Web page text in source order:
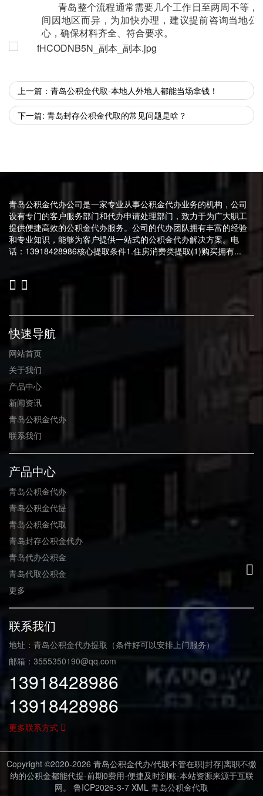
青岛整个流程通常需要几个工作日至两周不等，
间因地区而异，为加快办理，建议提前咨询当地公
心，确保材料齐全、符合要求。
上一篇：青岛公积金代取-本地人外地人都能当场拿钱！
下一篇: 青岛封存公积金代取的常见问题是啥？
青岛公积金代办公司是一家专业从事公积金代办业务的机构，公司
设有专门的客户服务部门和代办申请处理部门，致力于为广大职工
提供便捷高效的公积金代办服务。公司的代办团队拥有丰富的经验
和专业知识，能够为客户提供一站式的公积金代办解决方案。电
话：13918428986核心提取条件1.住房消费类提取(1)购买拥有...
快速导航
网站首页
关于我们
产品中心
新闻资讯
青岛公积金代办
联系我们
产品中心
青岛公积金代办
青岛公积金代提
青岛公积金代取
青岛封存公积金代办
青岛代办公积金
青岛代取公积金
更多
联系我们
地址：青岛公积金代办提取（条件好可以安排上门服务）
邮箱：3555350190@qq.com
13918428986
13918428986
更多联系方式
Copyright ©2020-2026 青岛公积金代办/代取不管在职|封存|离职不缴
纳的公积金都能代提-前期0费用-便捷及时到账-本站资源来源于互联
网。 鲁ICP2026-3-7 XML 青岛公积金代取